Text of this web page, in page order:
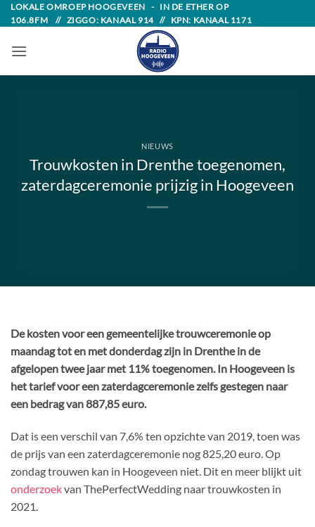
Skip
to
content
LOKALE OMROEP HOOGEVEEN - IN DE ETHER OP
106.8FM // ZIGGO: KANAAL 914 // KPN: KANAAL 1171
NIEUWS
Trouwkosten in Drenthe toegenomen,
zaterdagceremonie prijzig in Hoogeveen
De kosten voor een gemeentelijke trouwceremonie op
maandag tot en met donderdag zijn in Drenthe in de
afgelopen twee jaar met 11% toegenomen. In Hoogeveen is
het tarief voor een zaterdagceremonie zelfs gestegen naar
een bedrag van 887,85 euro.
Dat is een verschil van 7,6% ten opzichte van 2019, toen was
de prijs van een zaterdagceremonie nog 825,20 euro. Op
zondag trouwen kan in Hoogeveen niet. Dit en meer blijkt uit
onderzoekvan ThePerfectWedding naar trouwkosten in
2021.